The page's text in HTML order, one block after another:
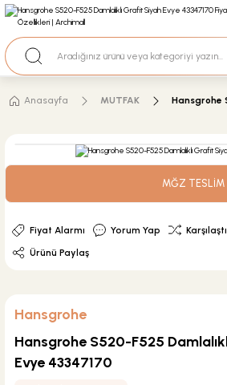
35+ Yıllık
Nakit Ödemeli Özel Fiyatlar için
Anasayfa MUTFAK Hansgrohe
MĞZ TESLİM
Fiyat Alarmı Yorum Yap
Ürünü Paylaş
Hansgrohe
Hansgrohe S520-F525
Evye 43347170